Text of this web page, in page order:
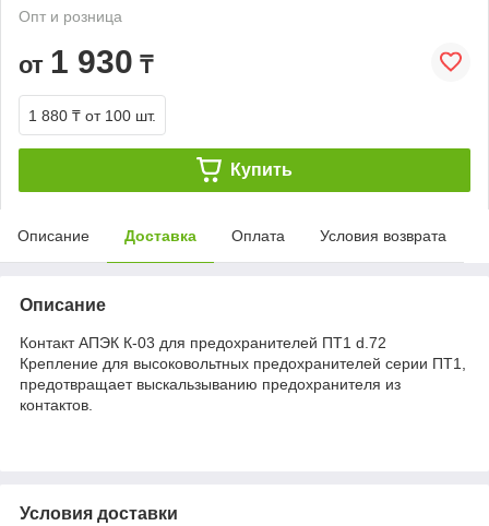
Опт и розница
от 1 930 ₸
1 880 ₸ от 100 шт.
Купить
Описание Доставка Оплата Условия возврата
Описание
Контакт АПЭК К-03 для предохранителей ПТ1 d.72
Крепление для высоковольтных предохранителей серии ПТ1,
предотвращает выскальзыванию предохранителя из
контактов.
Условия доставки